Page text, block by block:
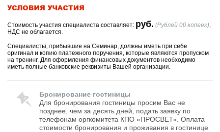
УСЛОВИЯ УЧАСТИЯ
Стоимость участия специалиста составляет: руб. (Рублей 00 копеек),
НДС не облагается.
Специалисты, прибывшие на Семинар, должны иметь при себе
оригинал и копию платежного поручения, которые являются пропуском
на тренинг. Для оформления финансовых документов необходимо
иметь полные банковские реквизиты Вашей организации.
Бронирование гостиницы
Для бронирования гостиницы просим Вас не
позднее, чем за десять дней, подать заявку по
телефонам оргкомитета КПО «ПРОСВЕТ». Оплата
стоимости бронирования и проживания в гостинице